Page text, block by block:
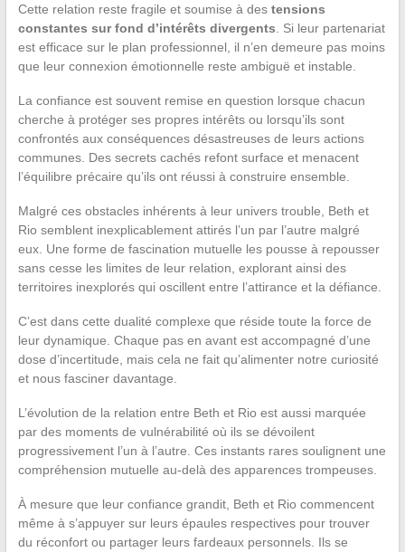
Cette relation reste fragile et soumise à des tensions
constantes sur fond d’intérêts divergents . Si leur partenariat
est efficace sur le plan professionnel, il n’en demeure pas moins
que leur connexion émotionnelle reste ambiguë et instable.
La confiance est souvent remise en question lorsque chacun
cherche à protéger ses propres intérêts ou lorsqu’ils sont
confrontés aux conséquences désastreuses de leurs actions
communes. Des secrets cachés refont surface et menacent
l’équilibre précaire qu’ils ont réussi à construire ensemble.
Malgré ces obstacles inhérents à leur univers trouble, Beth et
Rio semblent inexplicablement attirés l’un par l’autre malgré
eux. Une forme de fascination mutuelle les pousse à repousser
sans cesse les limites de leur relation, explorant ainsi des
territoires inexplorés qui oscillent entre l’attirance et la défiance.
C’est dans cette dualité complexe que réside toute la force de
leur dynamique. Chaque pas en avant est accompagné d’une
dose d’incertitude, mais cela ne fait qu’alimenter notre curiosité
et nous fasciner davantage.
L’évolution de la relation entre Beth et Rio est aussi marquée
par des moments de vulnérabilité où ils se dévoilent
progressivement l’un à l’autre. Ces instants rares soulignent une
compréhension mutuelle au-delà des apparences trompeuses.
À mesure que leur confiance grandit, Beth et Rio commencent
même à s’appuyer sur leurs épaules respectives pour trouver
du réconfort ou partager leurs fardeaux personnels. Ils se